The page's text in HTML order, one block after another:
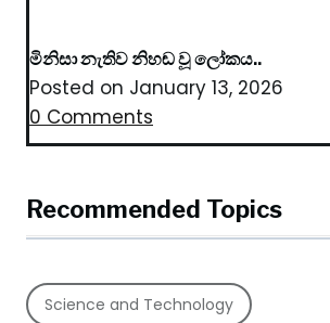
මිනිසා නැතිව නිහඬ වූ ලෝකය..
Posted on January 13, 2026
0 Comments
Recommended Topics
Science and Technology